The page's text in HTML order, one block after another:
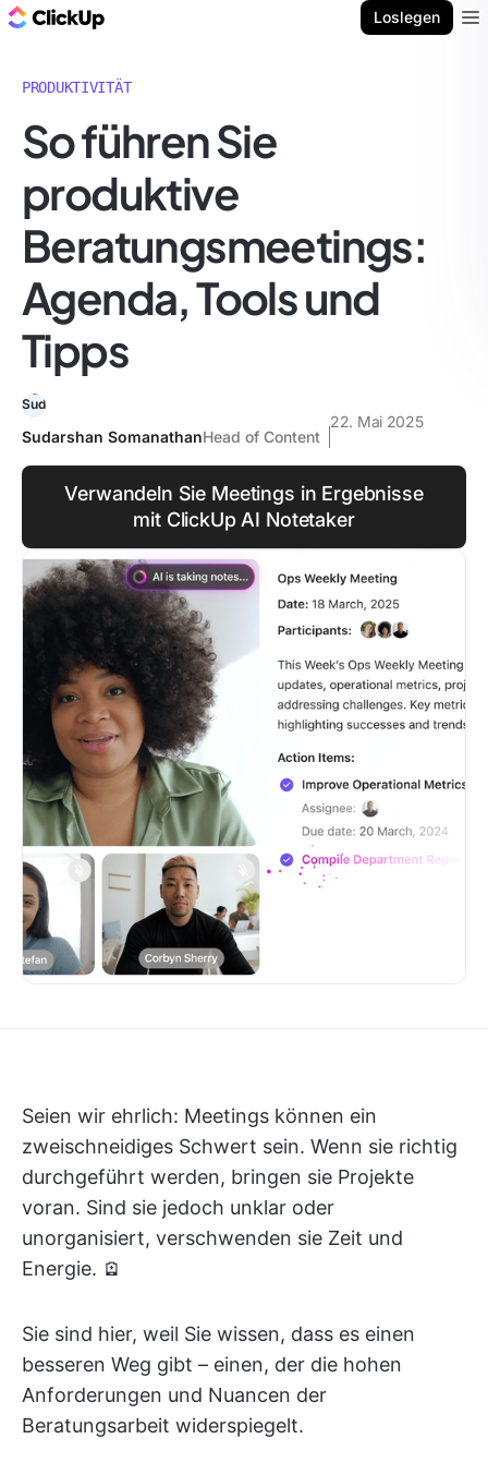
Loslegen
PRODUKTIVITÄT
So führen Sie
produktive
Beratungsmeetings:
Agenda, Tools und
Tipps
Sudarshan SomanathanHead of Content
22. Mai 2025
Verwandeln Sie Meetings in Ergebnisse
mit ClickUp AI Notetaker
Seien wir ehrlich: Meetings können ein
zweischneidiges Schwert sein. Wenn sie richtig
durchgeführt werden, bringen sie Projekte
voran. Sind sie jedoch unklar oder
unorganisiert, verschwenden sie Zeit und
Energie. 🪫
Sie sind hier, weil Sie wissen, dass es einen
besseren Weg gibt – einen, der die hohen
Anforderungen und Nuancen der
Beratungsarbeit widerspiegelt.